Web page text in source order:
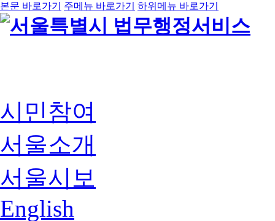
본문 바로가기 주메뉴 바로가기 하위메뉴 바로가기
시민참여
서울소개
서울시보
English